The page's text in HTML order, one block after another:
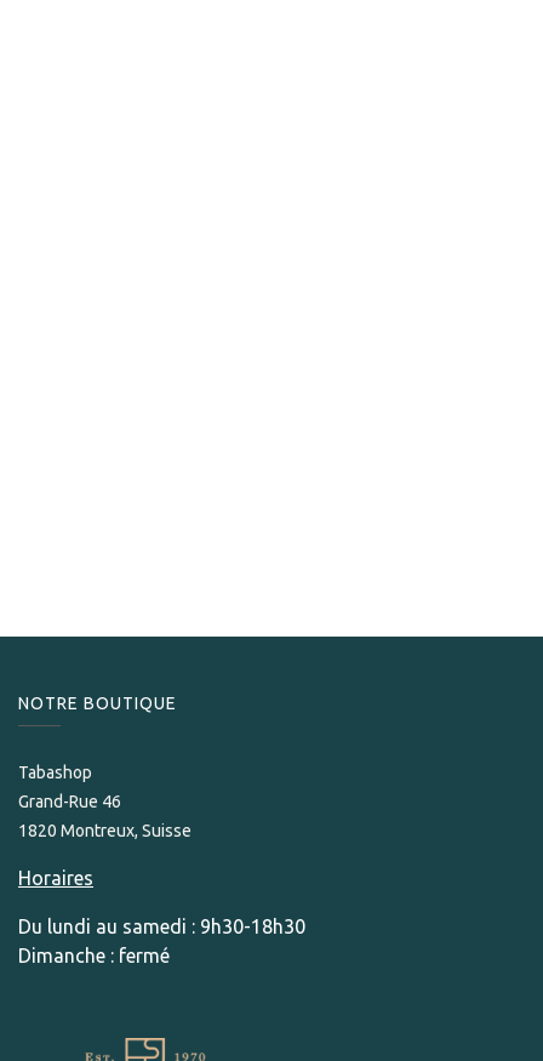
NOTRE BOUTIQUE
Tabashop
Grand-Rue 46
1820 Montreux, Suisse
Horaires
Du lundi au samedi : 9h30-18h30
Dimanche : fermé